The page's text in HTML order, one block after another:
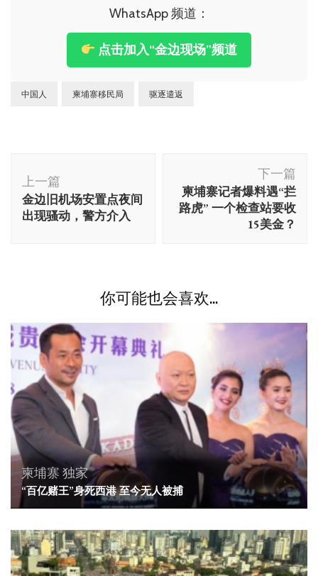
WhatsApp 频道：
点击加入“金边现场”频道
中国人 柬埔寨移民局 驱逐遣返
文
导
航
上一篇
金边旧机场安置点夜间
出现骚动，警方介入
下一篇
柬埔寨记者爆料遇“拦
路虎” 一个检查站要收
15美金？
你可能也会喜欢...
柬埔寨 独家
“百亿赌王”身死西港 至今无人被捕